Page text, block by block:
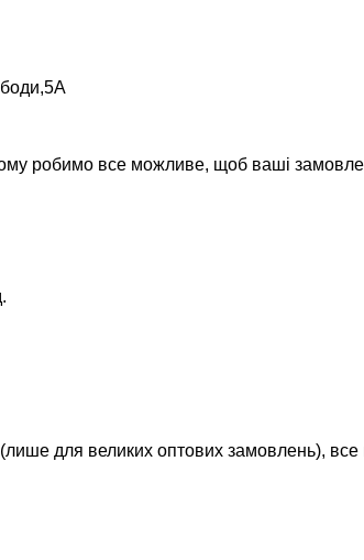
робимо все можливе, щоб ваші
(лише для великих оптових замовлень),